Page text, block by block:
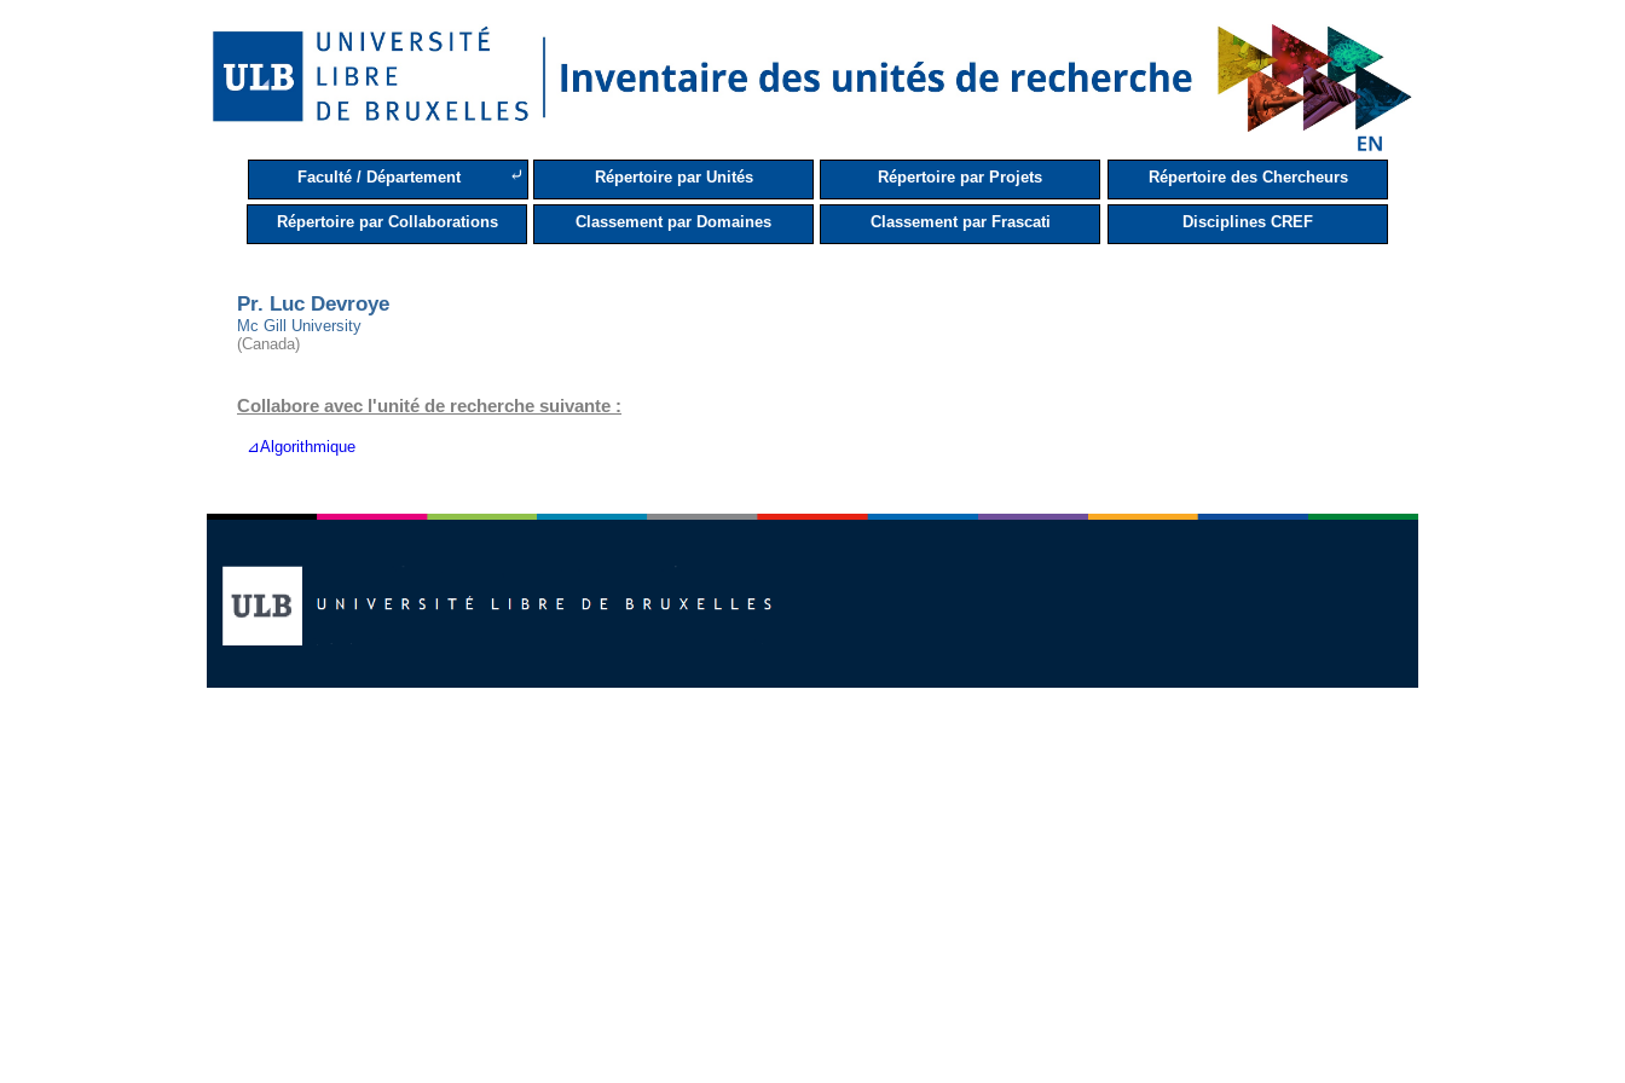
Faculté / Département ⤶ Répertoire par Unités Répertoire par Projets Répertoire des Chercheurs
Répertoire par Collaborations Classement par Domaines Classement par Frascati Disciplines CREF
Pr. Luc Devroye
Mc Gill University
(Canada)
Collabore avec l'unité de recherche suivante :
⊿Algorithmique